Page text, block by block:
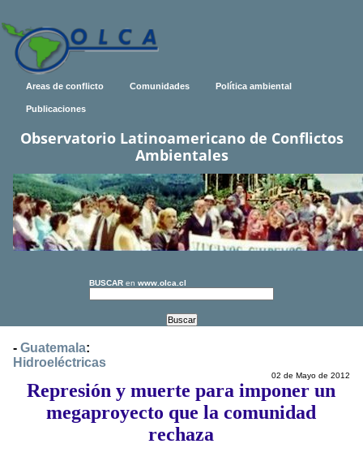
Areas de conflicto Comunidades Política ambiental
Publicaciones
Observatorio Latinoamericano de Conflictos
Ambientales
BUSCAR en www.olca.cl
- Guatemala:
Hidroeléctricas
02 de Mayo de 2012
Represión y muerte para imponer un
megaproyecto que la comunidad
rechaza